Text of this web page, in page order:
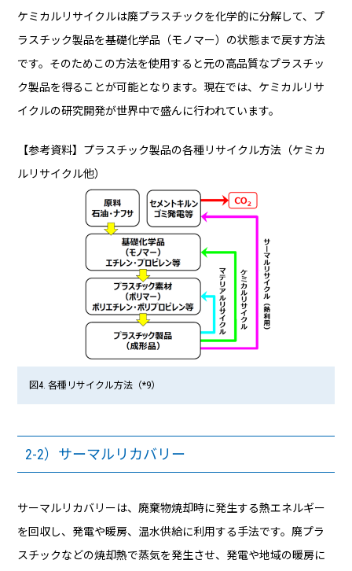
ケミカルリサイクルは廃プラスチックを化学的に分解して、プ
ラスチック製品を基礎化学品（モノマー）の状態まで戻す方法
です。そのためこの方法を使用すると元の高品質なプラスチッ
ク製品を得ることが可能となります。現在では、ケミカルリサ
イクルの研究開発が世界中で盛んに行われています。
【参考資料】プラスチック製品の各種リサイクル方法（ケミカ
ルリサイクル他）
図4. 各種リサイクル方法（*9）
2-2）サーマルリカバリー
サーマルリカバリーは、廃棄物焼却時に発生する熱エネルギー
を回収し、発電や暖房、温水供給に利用する手法です。廃プラ
スチックなどの焼却熱で蒸気を発生させ、発電や地域の暖房に